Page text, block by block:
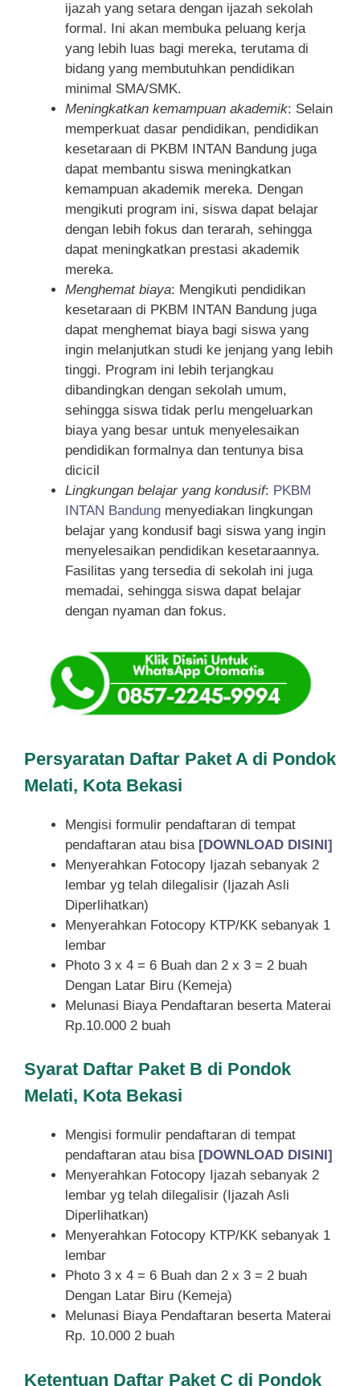
ijazah yang setara dengan ijazah sekolah
formal. Ini akan membuka peluang kerja
yang lebih luas bagi mereka, terutama di
bidang yang membutuhkan pendidikan
minimal SMA/SMK.
Meningkatkan kemampuan akademik: Selain
memperkuat dasar pendidikan, pendidikan
kesetaraan di PKBM INTAN Bandung juga
dapat membantu siswa meningkatkan
kemampuan akademik mereka. Dengan
mengikuti program ini, siswa dapat belajar
dengan lebih fokus dan terarah, sehingga
dapat meningkatkan prestasi akademik
mereka.
Menghemat biaya: Mengikuti pendidikan
kesetaraan di PKBM INTAN Bandung juga
dapat menghemat biaya bagi siswa yang
ingin melanjutkan studi ke jenjang yang lebih
tinggi. Program ini lebih terjangkau
dibandingkan dengan sekolah umum,
sehingga siswa tidak perlu mengeluarkan
biaya yang besar untuk menyelesaikan
pendidikan formalnya dan tentunya bisa
dicicil
Lingkungan belajar yang kondusif: PKBM
INTAN Bandung menyediakan lingkungan
belajar yang kondusif bagi siswa yang ingin
menyelesaikan pendidikan kesetaraannya.
Fasilitas yang tersedia di sekolah ini juga
memadai, sehingga siswa dapat belajar
dengan nyaman dan fokus.
Persyaratan Daftar Paket A di Pondok
Melati, Kota Bekasi
Mengisi formulir pendaftaran di tempat
pendaftaran atau bisa [DOWNLOAD DISINI]
Menyerahkan Fotocopy Ijazah sebanyak 2
lembar yg telah dilegalisir (Ijazah Asli
Diperlihatkan)
Menyerahkan Fotocopy KTP/KK sebanyak 1
lembar
Photo 3 x 4 = 6 Buah dan 2 x 3 = 2 buah
Dengan Latar Biru (Kemeja)
Melunasi Biaya Pendaftaran beserta Materai
Rp.10.000 2 buah
Syarat Daftar Paket B di Pondok
Melati, Kota Bekasi
Mengisi formulir pendaftaran di tempat
pendaftaran atau bisa [DOWNLOAD DISINI]
Menyerahkan Fotocopy Ijazah sebanyak 2
lembar yg telah dilegalisir (Ijazah Asli
Diperlihatkan)
Menyerahkan Fotocopy KTP/KK sebanyak 1
lembar
Photo 3 x 4 = 6 Buah dan 2 x 3 = 2 buah
Dengan Latar Biru (Kemeja)
Melunasi Biaya Pendaftaran beserta Materai
Rp. 10.000 2 buah
Ketentuan Daftar Paket C di Pondok